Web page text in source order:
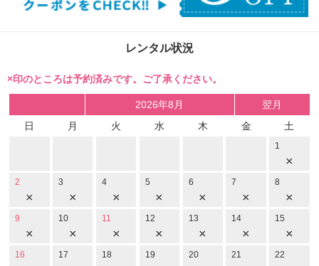
レンタル状況
×印のところは予約済みです。ご了承ください。
2026年8月
翌月
日
月 火 水 木 金 土
1
×
2
×
3
×
4
×
5
×
6
×
7
×
8
×
9
×
10
×
11
×
12
×
13
×
14
×
15
×
16 17 18 19 20 21 22